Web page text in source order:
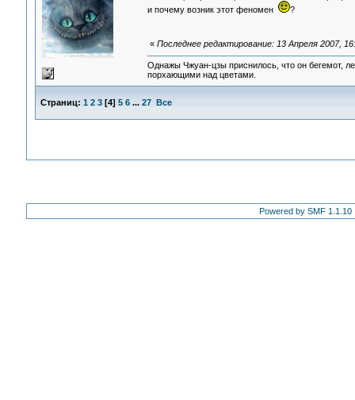
и почему возник этот феномен
?
« Последнее редактирование: 13 Апреля 2007,
Однажы Чжуан-цзы приснилось, что он бегемот,
порхающими над цветами.
Страниц: 1 2 3[4] 5 6 ... 27 Все
Powered by SMF 1.1.10